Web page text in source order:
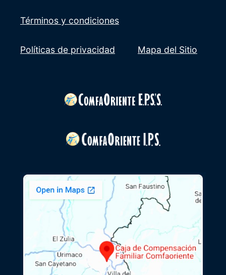
Términos y condiciones
Políticas de privacidad Mapa del Sitio